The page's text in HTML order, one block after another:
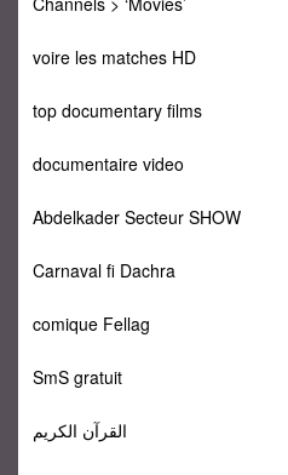
voire les matches HD
top documentary films
documentaire video
Abdelkader Secteur SHOW
Carnaval fi Dachra
comique Fellag
SmS gratuit
القرآن الكريم